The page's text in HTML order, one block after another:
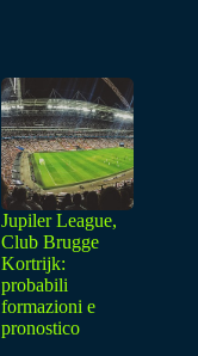
Jupiler League,
Club Brugge
Kortrijk:
probabili
formazioni e
pronostico